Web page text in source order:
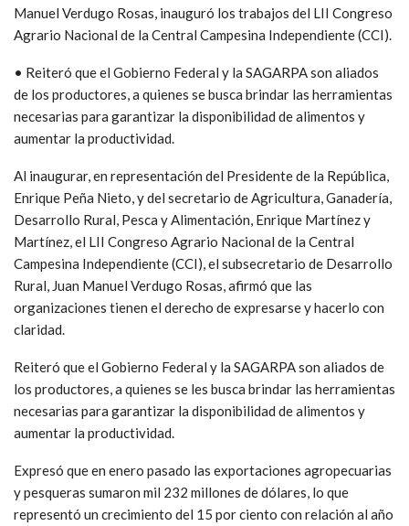
Manuel Verdugo Rosas, inauguró los trabajos del LII Congreso
Agrario Nacional de la Central Campesina Independiente (CCI).
• Reiteró que el Gobierno Federal y la SAGARPA son aliados
de los productores, a quienes se busca brindar las herramientas
necesarias para garantizar la disponibilidad de alimentos y
aumentar la productividad.
Al inaugurar, en representación del Presidente de la República,
Enrique Peña Nieto, y del secretario de Agricultura, Ganadería,
Desarrollo Rural, Pesca y Alimentación, Enrique Martínez y
Martínez, el LII Congreso Agrario Nacional de la Central
Campesina Independiente (CCI), el subsecretario de Desarrollo
Rural, Juan Manuel Verdugo Rosas, afirmó que las
organizaciones tienen el derecho de expresarse y hacerlo con
claridad.
Reiteró que el Gobierno Federal y la SAGARPA son aliados de
los productores, a quienes se les busca brindar las herramientas
necesarias para garantizar la disponibilidad de alimentos y
aumentar la productividad.
Expresó que en enero pasado las exportaciones agropecuarias
y pesqueras sumaron mil 232 millones de dólares, lo que
representó un crecimiento del 15 por ciento con relación al año